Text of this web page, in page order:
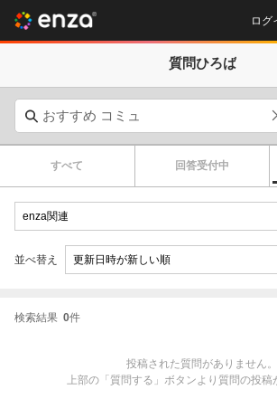
ログ
質問ひろば
すべて 回答受付中
並べ替え
検索結果 0件
投稿された質問がありません。
上部の「質問する」ボタンより質問の投稿